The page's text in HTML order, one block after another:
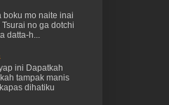
boku mo naite inai
no ga dotchi
datta-h...
ini Dapatkah
tampak manis
dihatiku